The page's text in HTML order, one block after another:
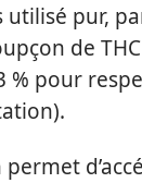
utilisé pur,
de
% pour